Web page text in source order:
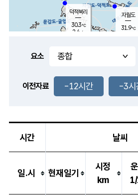
자월도
31.9℃
-
덕적북리
30.3℃
2.4 m/s
요소
이전자료 -12시간 -3시
시간 날씨
일.시 현재일기
시정
km